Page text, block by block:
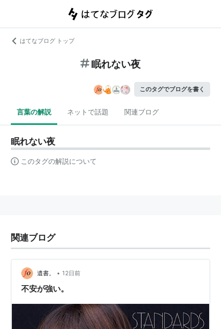
はてなブログ トップ
眠れない夜
このタグでブログを書く
言葉の解説 ネットで話題 関連ブログ
眠れない夜
このタグの解説について
関連ブログ
遺書。 • 12日前
不安が強い。